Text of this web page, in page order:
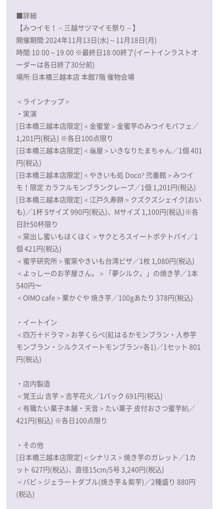
■詳細
【みつイモ！－三越サツマイモ祭り－】
開催期間:2024年11月13日(水)～11月18日(月)
時間:10:00～19:00 ※最終日18:00終了(イートインラストオ
ーダーは各日終了30分前)
場所:日本橋三越本店 本館7階 催物会場
＜ラインナップ＞
・実演
[日本橋三越本店限定]＜金蜜堂＞金蜜芋のみつイモパフェ／
1,201円(税込) ※各日100点限り
[日本橋三越本店限定]＜龜屋＞いきなりたまちゃん／1個 401
円(税込)
[日本橋三越本店限定]＜やきいも処 Doco? 弐番館＞みつイ
モ！限定 カラフルモンブランクレープ／1個 1,201円(税込)
[日本橋三越本店限定]＜江戸久寿餅＞クズクズシェイク(おい
も)／1杯 Sサイズ 990円(税込)、Mサイズ 1,100円(税込)※各
日計50杯限り
＜窯出し蜜いもほくほく＞サクとろスイートポテトパイ／1
個 421円(税込)
＜蜜芋研究所＞蜜窯やきいも台湾ピザ／1枚 1,080円(税込)
＜よっしーのお芋屋さん。＞「夢シルク。」の焼き芋／1本
540円〜
＜OIMO cafe＞栗かぐや 焼き芋／100gあたり 378円(税込)
・イートイン
＜四万十ドラマ＞お芋くらべ(紅はるかモンブラン・人参芋
モンブラン・シルクスイートモンブラン×各1)／1セット 801
円(税込)
・店内製造
＜覚王山 吉芋＞吉芋花火／1パック 691円(税込)
＜有職たい菓子本舗・天音＞たい菓子 皮付おさつ蜜芋餡／
421円(税込) ※各日100点限り
・その他
[日本橋三越本店限定]＜シナリス＞焼き芋のガレット／1カ
ット 627円(税込)、直径15cm/5号 3,240円(税込)
＜バビ＞ジェラートダブル(焼き芋＆紫芋)／2種盛り 880円
(税込)